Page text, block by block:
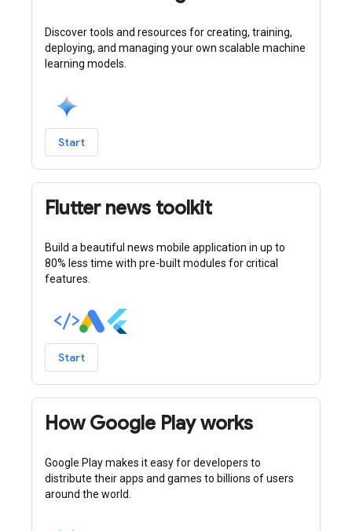
Discover tools and resources for creating, training,
deploying, and managing your own scalable machine
learning models.
Start
Flutter news toolkit
Build a beautiful news mobile application in up to
80% less time with pre-built modules for critical
features.
Start
How Google Play works
Google Play makes it easy for developers to
distribute their apps and games to billions of users
around the world.